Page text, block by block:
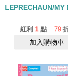
LEPRECHAUN/
紅利 1 點 79
加入購物車